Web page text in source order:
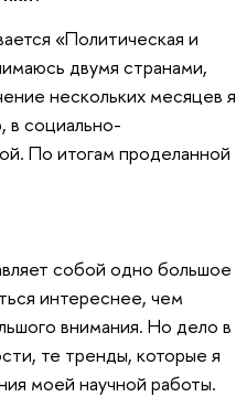
«Политическая и
двумя странами,
нескольких месяцев я
в социально-
По итогам проделанной
собой одно большое
интереснее, чем
внимания. Но дело в
те тренды, которые я
моей научной работы.